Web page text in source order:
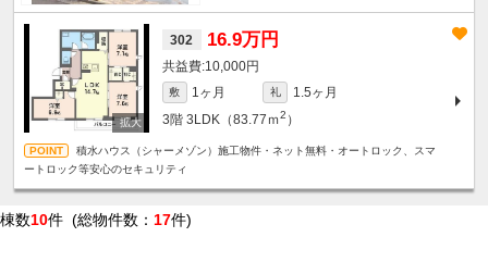
302 16.9万円
10,000円
敷 1ヶ月 礼
1.5ヶ月
3階 3LDK（83.77ｍ2 ）
積水ハウス（シャーメゾン）施工物件・ネット無料・オートロック、スマ
ートロック等安心のセキュリティ
棟数10件 (総物件数： 17件)